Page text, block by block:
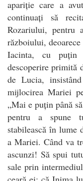
apariție care a
continuați să
Rozariului, pentru
războiului,
Iacinta, cu puțin
descoperire primită
de Lucia,
mijlocirea Mariei
„Mai e puțin până
pentru a spune
stabilească în lume
a Mariei. Când va
ascunzi! Să spui
sale prin